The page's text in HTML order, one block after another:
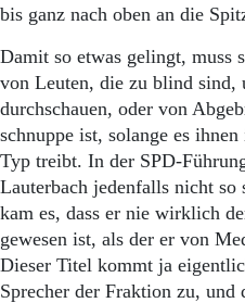
bis ganz nach oben an die
Damit so etwas gelingt, muss
von Leuten, die zu blind sind,
durchschauen, oder von
schnuppe ist, solange es
Typ treibt. In der SPD-
Lauterbach jedenfalls nicht so
kam es, dass er nie wirklich
gewesen ist, als der er von
Dieser Titel kommt ja
Sprecher der Fraktion zu, und